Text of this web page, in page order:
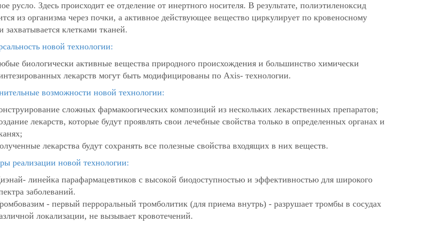
русло. Здесь происходит ее отделение от инертного носителя. В результате, полиэтиленоксид
из организма через почки, а активное действующее вещество циркулирует по кровеносному
захватывается клетками тканей.
новой технологии:
биологически активные вещества природного происхождения и большинство химически
лекарств могут быть модифицированы по Axis- технологии.
возможности новой технологии:
сложных фармакоогических композиций из нескольких лекарственных препаратов;
лекарств, которые будут проявлять свои лечебные свойства только в определенных органах и
лекарства будут сохранять все полезные свойства входящих в них веществ.
реализации новой технологии:
линейка парафармацевтиков с высокой биодоступностью и эффективностью для широкого
заболеваний.
- первый перроральный тромболитик (для приема внутрь) - разрушает тромбы в сосудах
локализации, не вызывает кровотечений.